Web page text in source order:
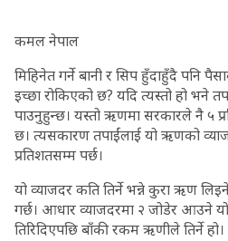
कमल नेपाल
मिहिनेत गर्ने बानी र सिप हुँदाहुँदै पनि
इच्छा रोकिएको छ? यदि त्यस्तो हो भने
पाउनुहुन्छ। यस्तो ऋणमा सरकारले नै ५
छ। त्यसकारण तपाईंलाई यो ऋणको
प्रतिशतसम्म पर्छ।
यो व्याजदर कति तिर्ने भन्ने कुरा ऋण
गर्छ। आधार व्याजदरमा २ जोडेर आउने
तिरिदिएपछि बाँकी रकम ऋणीले तिर्ने हो।